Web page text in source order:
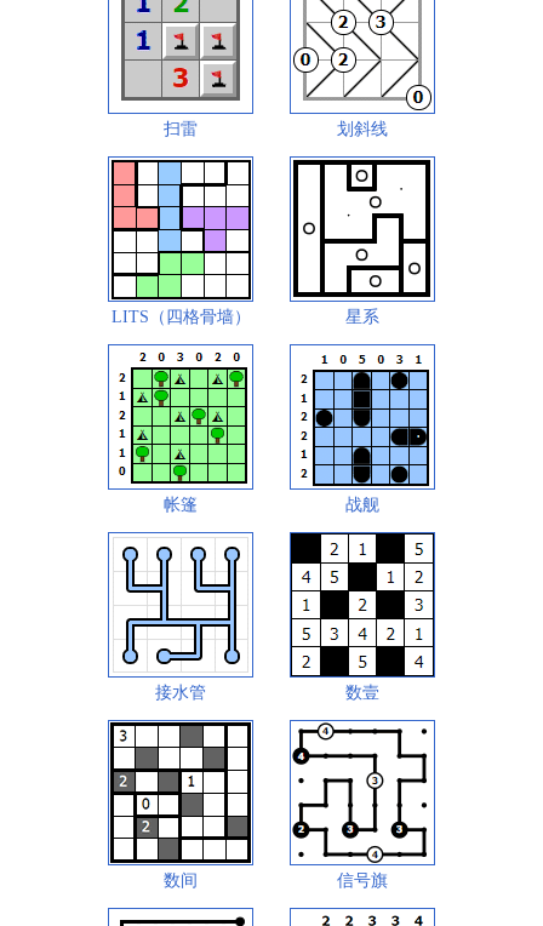
扫雷 划斜线
LITS（四格骨墙） 星系
帐篷 战舰
接水管 数壹
数间 信号旗